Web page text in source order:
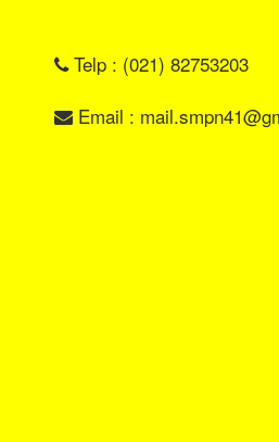
Telp : (021) 82753203
Email :